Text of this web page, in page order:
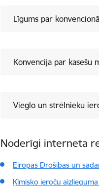
Līgums par
Konvencija par kasešu
Vieglo un strēlnieku
Noderīgi interneta
Eiropas Drošības un
Ķīmisko ieroču